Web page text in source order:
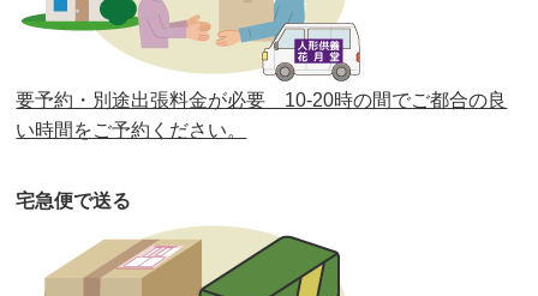
第37回人形供養祭 令和2年6月8日(月)
第36回人形供養祭 令和2年4月16日(木)
第35回人形供養祭令和2年2月13日(木)
第33回人形供養祭
第32回人形供養祭 令和元年6月12日(水)
要予約・別途出張料金が必要 10-20時の間でご都合の良
い時間をご予約ください。
宅急便で送る